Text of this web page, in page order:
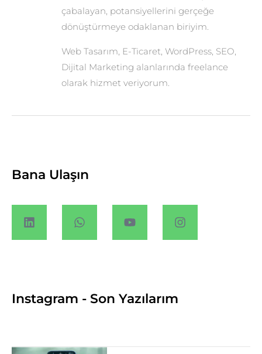
çabalayan, potansiyellerini gerçeğe
dönüştürmeye odaklanan biriyim.
Web Tasarım, E-Ticaret, WordPress, SEO,
Dijital Marketing alanlarında freelance
olarak hizmet veriyorum.
Bana Ulaşın
Instagram - Son Yazılarım